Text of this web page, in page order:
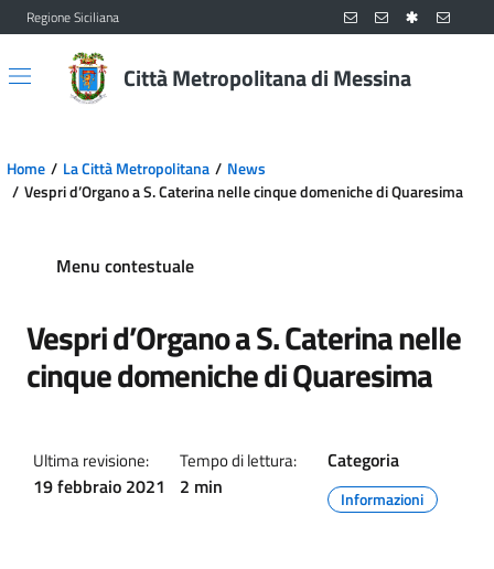
Vai al contenuto principale
Vai al menu principale
Regione Siciliana
Città Metropolitana di Messina
Home La Città Metropolitana
News
Vespri d’Organo a S. Caterina nelle cinque domeniche di Quaresima
Menu contestuale
Vespri d’Organo a S. Caterina nelle
cinque domeniche di Quaresima
Ultima revisione:
19 febbraio 2021
Tempo di lettura:
2 min
Categoria
Informazioni